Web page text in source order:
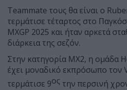
Teammate τους θα είναι ο
τερμάτισε τέταρτος στο
MXGP 2025 και ήταν αρκετά
διάρκεια της σεζόν.
Στην κατηγορία MX2, η ομάδα
έχει μοναδικό εκπρόσωπο τον
τερμάτισε 9ος την περσινή